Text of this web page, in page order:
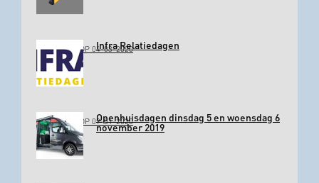
GEPLAATST OP 04-03-2020Infra Relatiedagen
GEPLAATST OP 09-01-2020Openhuisdagen dinsdag 5 en woensdag 6
november 2019